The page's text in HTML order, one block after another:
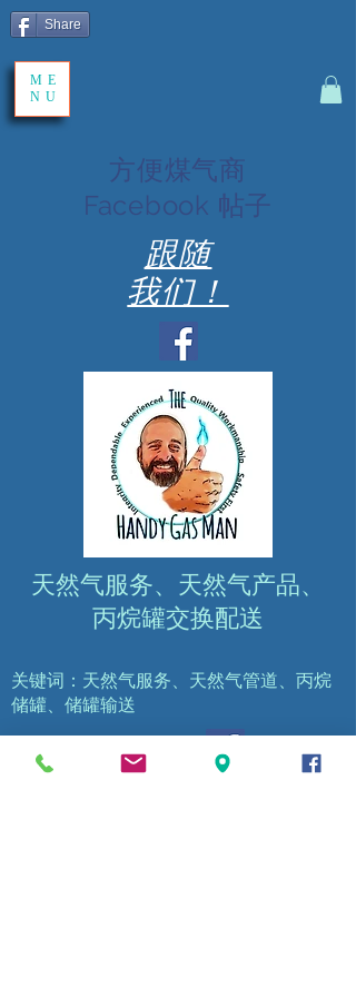
Share
ME
NU
方便煤气商
Facebook 帖子
跟随
我们！
天然气服务、天然气产品、
丙烷罐交换配送
关键词：天然气服务、天然气管道、丙烷
储罐、储罐输送